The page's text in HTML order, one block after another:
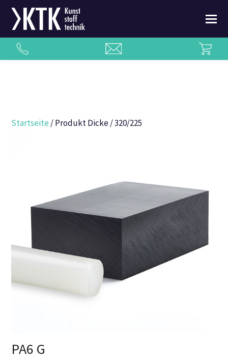
Startseite / Produkt Dicke / 320/225
PA6 G